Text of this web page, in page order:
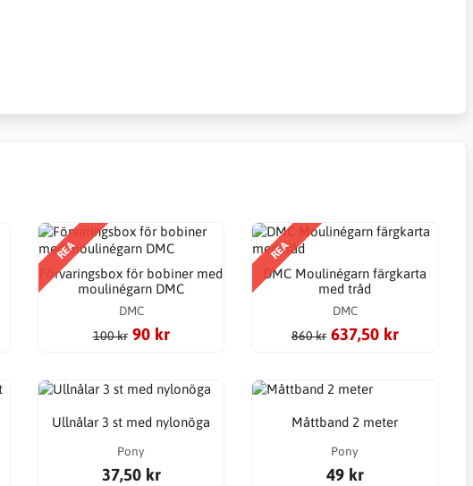
REA
Förvaringsbox för bobiner med
moulinégarn DMC
DMC
100 kr 90 kr
REA
DMC Moulinégarn färgkarta
med tråd
DMC
860 kr 637,50 kr
Ullnålar 3 st med nylonöga
Pony
37,50 kr
Måttband 2 meter
Pony
49 kr